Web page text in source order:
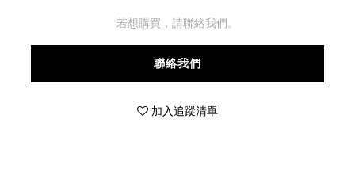
若想購買，請聯絡我們。
聯絡我們
加入追蹤清單